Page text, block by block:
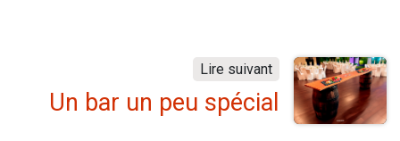
Lire suivant
Un bar un peu spécial